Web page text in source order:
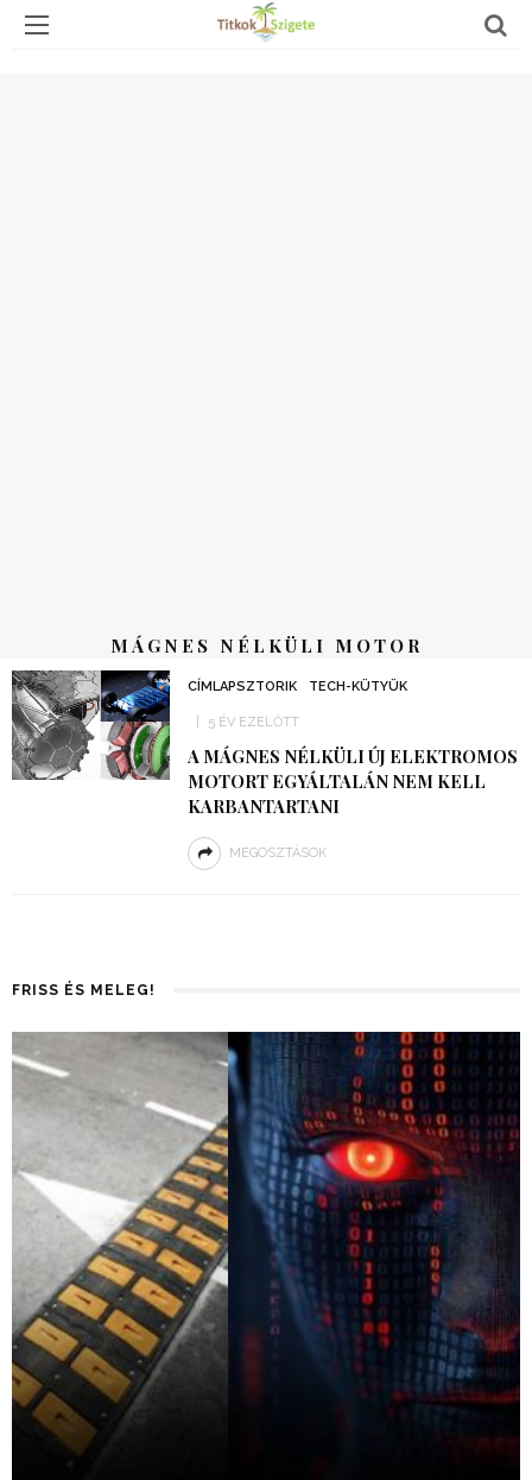
MÁGNES NÉLKÜLI MOTOR
CÍMLAPSZTORIK TECH-KÜTYÜK
5 ÉV EZELŐTT
A MÁGNES NÉLKÜLI ÚJ ELEKTROMOS
MOTORT EGYÁLTALÁN NEM KELL
KARBANTARTANI
MEGOSZTÁSOK
FRISS ÉS MELEG!